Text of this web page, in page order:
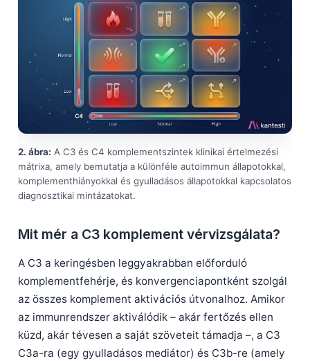
2. ábra: A C3 és C4 komplementszintek klinikai értelmezési
mátrixa, amely bemutatja a különféle autoimmun állapotokkal,
komplementhiányokkal és gyulladásos állapotokkal kapcsolatos
diagnosztikai mintázatokat.
Mit mér a C3 komplement vérvizsgálata?
A C3 a keringésben leggyakrabban előforduló
komplementfehérje, és konvergenciapontként szolgál
az összes komplement aktivációs útvonalhoz. Amikor
az immunrendszer aktiválódik – akár fertőzés ellen
küzd, akár tévesen a saját szöveteit támadja –, a C3
C3a-ra (egy gyulladásos mediátor) és C3b-re (amely